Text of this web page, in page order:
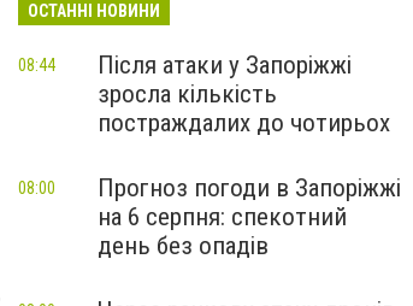
ОСТАННІ НОВИНИ
Після атаки у Запоріжжі
зросла кількість
постраждалих до чотирьох
08:44
Прогноз погоди в Запоріжжі
на 6 серпня: спекотний
день без опадів
08:00